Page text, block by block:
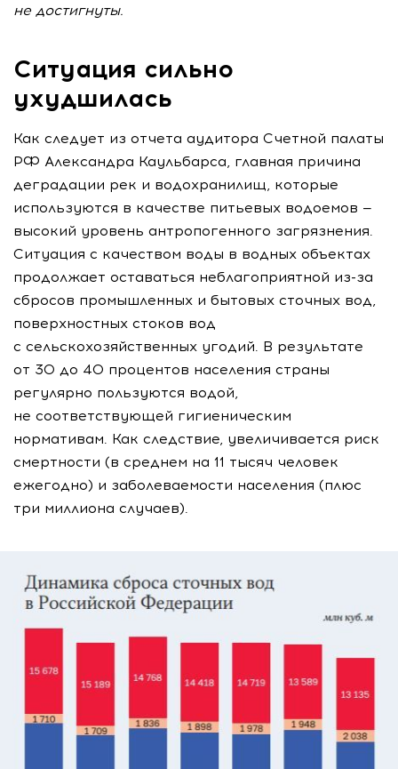
не достигнуты.
Ситуация сильно
ухудшилась
Как следует из отчета аудитора Счетной палаты
РФ Александра Каульбарса, главная причина
деградации рек и водохранилищ, которые
используются в качестве питьевых водоемов —
высокий уровень антропогенного загрязнения.
Ситуация с качеством воды в водных объектах
продолжает оставаться неблагоприятной из-за
сбросов промышленных и бытовых сточных вод,
поверхностных стоков вод
с сельскохозяйственных угодий. В результате
от 30 до 40 процентов населения страны
регулярно пользуются водой,
не соответствующей гигиеническим
нормативам. Как следствие, увеличивается риск
смертности (в среднем на 11 тысяч человек
ежегодно) и заболеваемости населения (плюс
три миллиона случаев).